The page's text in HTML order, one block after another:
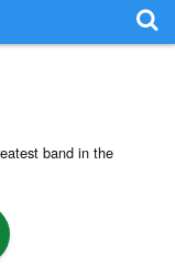
band in the